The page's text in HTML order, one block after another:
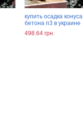
купить осадка конуса
бетона п3 в украине
498.64 грн.